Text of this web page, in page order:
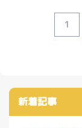
1
新着記事